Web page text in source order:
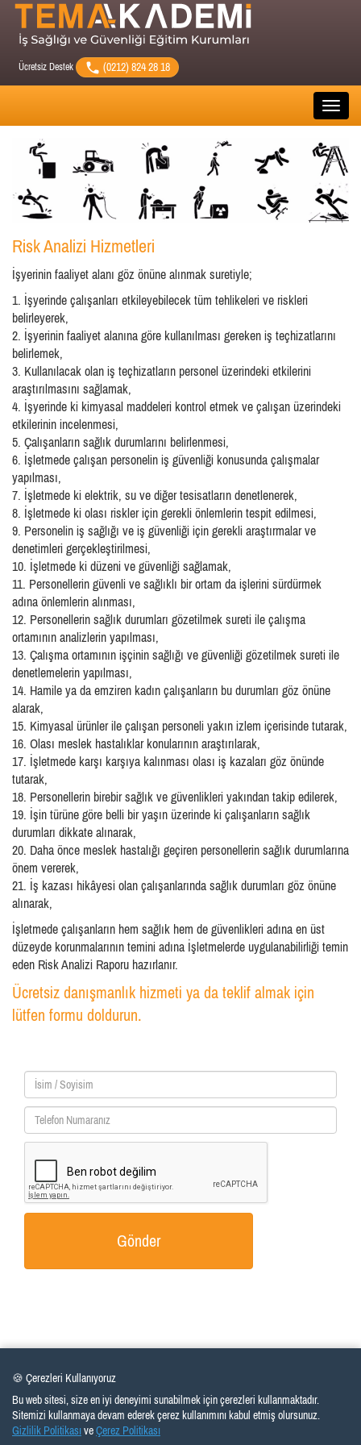
Ücretsiz Destek (0212) 824 28 18
Toggle
Risk Analizi Hizmetleri
İşyerinin faaliyet alanı göz önüne alınmak suretiyle;
1. İşyerinde çalışanları etkileyebilecek tüm tehlikeleri ve riskleri
belirleyerek,
2. İşyerinin faaliyet alanına göre kullanılması gereken iş teçhizatlarını
belirlemek,
3. Kullanılacak olan iş teçhizatların personel üzerindeki etkilerini
araştırılmasını sağlamak,
4. İşyerinde ki kimyasal maddeleri kontrol etmek ve çalışan üzerindeki
etkilerinin incelenmesi,
5. Çalışanların sağlık durumlarını belirlenmesi,
6. İşletmede çalışan personelin iş güvenliği konusunda çalışmalar
yapılması,
7. İşletmede ki elektrik, su ve diğer tesisatların denetlenerek,
8. İşletmede ki olası riskler için gerekli önlemlerin tespit edilmesi,
9. Personelin iş sağlığı ve iş güvenliği için gerekli araştırmalar ve
denetimleri gerçekleştirilmesi,
10. İşletmede ki düzeni ve güvenliği sağlamak,
11. Personellerin güvenli ve sağlıklı bir ortam da işlerini sürdürmek
adına önlemlerin alınması,
12. Personellerin sağlık durumları gözetilmek sureti ile çalışma
ortamının analizlerin yapılması,
13. Çalışma ortamının işçinin sağlığı ve güvenliği gözetilmek sureti ile
denetlemelerin yapılması,
14. Hamile ya da emziren kadın çalışanların bu durumları göz önüne
alarak,
15. Kimyasal ürünler ile çalışan personeli yakın izlem içerisinde tutarak,
16. Olası meslek hastalıklar konularının araştırılarak,
17. İşletmede karşı karşıya kalınması olası iş kazaları göz önünde
tutarak,
18. Personellerin birebir sağlık ve güvenlikleri yakından takip edilerek,
19. İşin türüne göre belli bir yaşın üzerinde ki çalışanların sağlık
durumları dikkate alınarak,
20. Daha önce meslek hastalığı geçiren personellerin sağlık durumlarına
önem vererek,
21. İş kazası hikâyesi olan çalışanlarında sağlık durumları göz önüne
alınarak,
İşletmede çalışanların hem sağlık hem de güvenlikleri adına en üst
düzeyde korunmalarının temini adına İşletmelerde uygulanabilirliği temin
eden Risk Analizi Raporu hazırlanır.
Ücretsiz danışmanlık hizmeti ya da teklif almak için
lütfen formu doldurun.
Gönder
🍪 Çerezleri Kullanıyoruz
Bu web sitesi, size en iyi deneyimi sunabilmek için çerezleri kullanmaktadır.
Sitemizi kullanmaya devam ederek çerez kullanımını kabul etmiş olursunuz.
Gizlilik PolitikasıveÇerez Politikası